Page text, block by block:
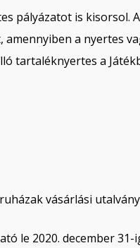
pályázatot is kisorsol.
a nyertes
tartaléknyertes a
vásárlási
le 2020. december 31-